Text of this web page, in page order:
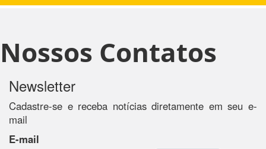
Nossos Contatos
Newsletter
Cadastre-se e receba notícias diretamente em seu e-
mail
E-mail